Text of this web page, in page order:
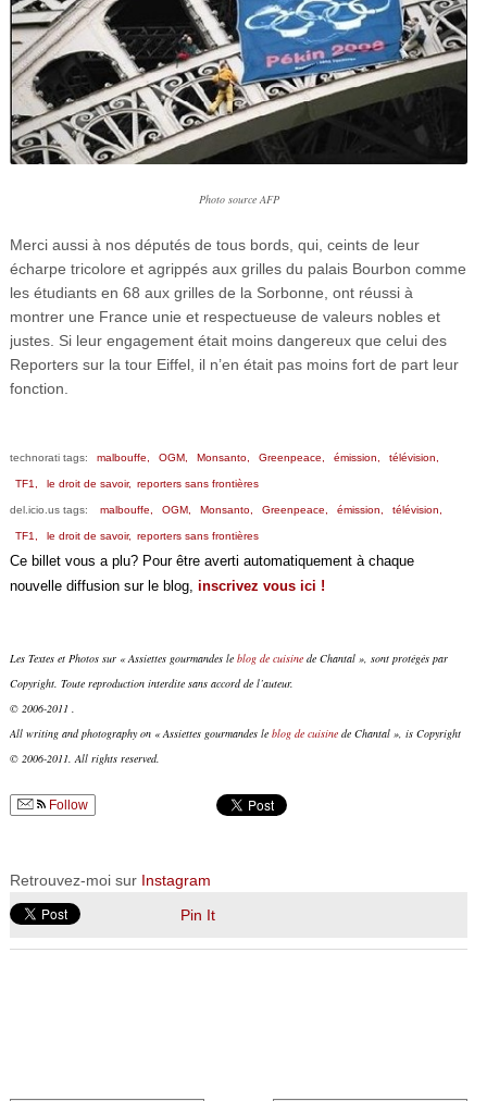
Photo source AFP
Merci aussi à nos députés de tous bords, qui, ceints de leur
écharpe tricolore et agrippés aux grilles du palais Bourbon comme
les étudiants en 68 aux grilles de la Sorbonne, ont réussi à
montrer une France unie et respectueuse de valeurs nobles et
justes. Si leur engagement était moins dangereux que celui des
Reporters sur la tour Eiffel, il n’en était pas moins fort de part leur
fonction.
technorati tags: malbouffe, OGM, Monsanto, Greenpeace, émission, télévision,
TF1, le droit de savoir, reporters sans frontières
del.icio.us tags: malbouffe, OGM, Monsanto, Greenpeace, émission, télévision,
TF1, le droit de savoir, reporters sans frontières
Ce billet vous a plu? Pour être averti automatiquement à chaque
nouvelle diffusion sur le blog, inscrivez vous ici !
Les Textes et Photos sur « Assiettes gourmandes le blog de cuisinede Chantal », sont protégés par
Copyright. Toute reproduction interdite sans accord de l’auteur.
© 2006-2011 .
All writing and photography on « Assiettes gourmandes le blog de cuisinede Chantal », is Copyright
© 2006-2011. All rights reserved.
Follow
Retrouvez-moi sur Instagram
Pin It